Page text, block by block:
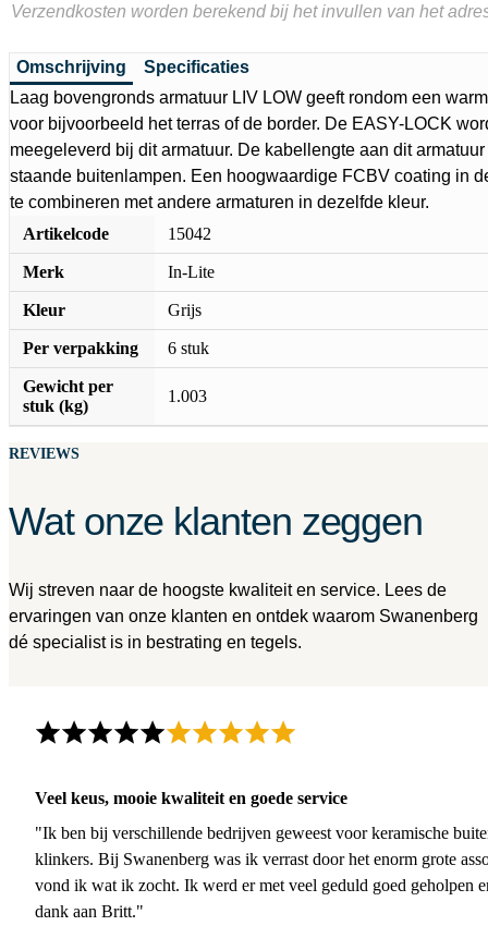
Verzendkosten worden berekend bij het invullen van het
Omschrijving
Specificaties
Laag bovengronds armatuur LIV LOW geeft rondom een
voor bijvoorbeeld het terras of de border. De EASY-LOCK
meegeleverd bij dit armatuur. De kabellengte aan dit
staande buitenlampen. Een hoogwaardige FCBV coating in
te combineren met andere armaturen in dezelfde kleur.
Artikelcode
15042
Merk In-Lite
Kleur Grijs
Per verpakking 6 stuk
Gewicht per
stuk (kg)
1.003
REVIEWS
Wat onze klanten zeggen
Wij streven naar de hoogste kwaliteit en service. Lees de
ervaringen van onze klanten en ontdek waarom Swanenberg
dé specialist is in bestrating en tegels.
Veel keus, mooie kwaliteit en goede service
"Ik ben bij verschillende bedrijven geweest voor keramische
klinkers. Bij Swanenberg was ik verrast door het enorm grote
vond ik wat ik zocht. Ik werd er met veel geduld goed geholpen
dank aan Britt."